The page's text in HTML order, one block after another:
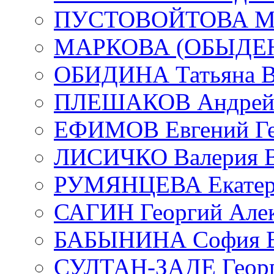
ПУСТОВОЙТОВА
МАРКОВА
ОБИДИНА Татьяна
ПЛЕШАКОВ Андрей
ЕФИМОВ Евгений
ЛИСИЧКО Валерия
РУМЯНЦЕВА
САГИН Георгий
БАБЫНИНА София
СУЛТАН-ЗАДЕ